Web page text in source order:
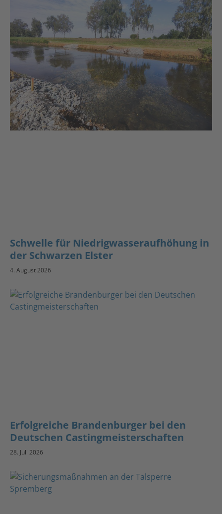
Schwelle für Niedrigwasseraufhöhung in
der Schwarzen Elster
4. August 2026
Erfolgreiche Brandenburger bei den
Deutschen Castingmeisterschaften
28. Juli 2026